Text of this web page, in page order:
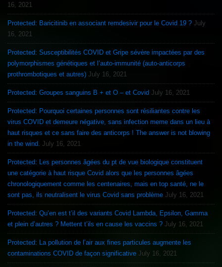
16, 2021
Protected: Baricitinib en associant remdesivir pour le Covid 19 ? July
16, 2021
Protected: Susceptibilités COVID et Gripe sévère impactées par des
polymorphismes génétiques et l’auto-immunité (auto-anticorps
prothrombotiques et autres) July 16, 2021
Protected: Groupes sanguins B + et O – et Covid July 16, 2021
Protected: Pourquoi certaines personnes sont résiliantes contre les
virus COVID et demeure négative, sans infection meme dans un lieu à
haut risques et ce sans faire des anticorps ! The answer is not blowing
in the wind. July 16, 2021
Protected: Les personnes âgées du pt de vue biologique constituent
une catégorie à haut risque Covid alors que les personnes âgées
chronologiquement comme les centenaires, mais en top santé, ne le
sont pas, ils neutralisent le virus Covid sans problème July 16, 2021
Protected: Qu’en est t’il des variants Covid Lambda, Epsilon, Gamma
et plein d’autres ? Mettent t’ils en cause les vaccins ? July 16, 2021
Protected: La pollution de l’air aux fines particules augmente les
contaminations COVID de façon significative July 16, 2021